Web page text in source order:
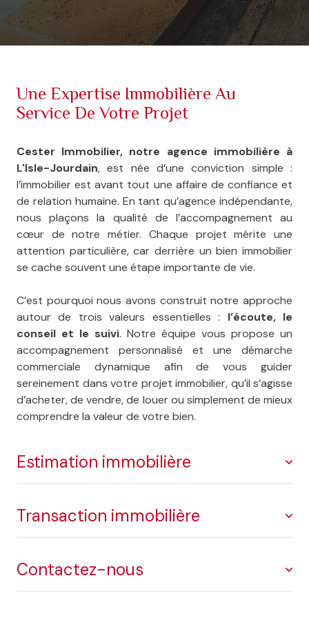
Une Expertise Immobilière Au
Service De Votre Projet
Cester Immobilier, notre agence immobilière à
L'Isle-Jourdain, est née d’une conviction simple :
l’immobilier est avant tout une affaire de confiance et
de relation humaine. En tant qu’agence indépendante,
nous plaçons la qualité de l’accompagnement au
cœur de notre métier. Chaque projet mérite une
attention particulière, car derrière un bien immobilier
se cache souvent une étape importante de vie.
C’est pourquoi nous avons construit notre approche
autour de trois valeurs essentielles : l’écoute, le
conseil et le suivi. Notre équipe vous propose un
accompagnement personnalisé et une démarche
commerciale dynamique afin de vous guider
sereinement dans votre projet immobilier, qu’il s’agisse
d’acheter, de vendre, de louer ou simplement de mieux
comprendre la valeur de votre bien.
Estimation immobilière
Réaliser uneestimation immobilière à L’Isle-
avec précision le prix au m², les caractéristiques du
Transaction immobilière
Une transaction immobilière demande bien plus qu’une
Contactez-nous